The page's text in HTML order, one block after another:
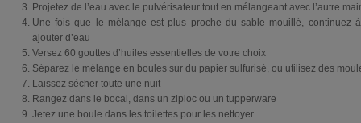
Projetez de l’eau avec le pulvérisateur tout en mélangeant avec l’autre
Une fois que le mélange est plus proche du sable mouillé, continuez
ajouter d’eau
Versez 60 gouttes d’huiles essentielles de votre choix
Séparez le mélange en boules sur du papier sulfurisé, ou utilisez des
Laissez sécher toute une nuit
Rangez dans le bocal, dans un ziploc ou un tupperware
Jetez une boule dans les toilettes pour les nettoyer